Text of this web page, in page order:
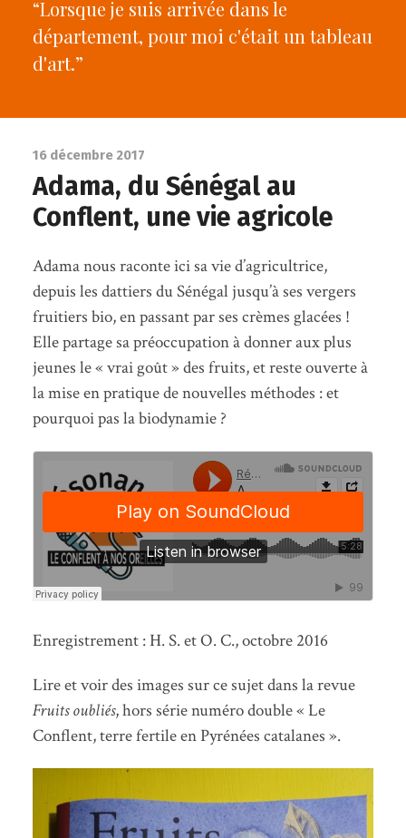
“Lorsque je suis arrivée dans le
département, pour moi c'était un tableau
d'art.”
16 décembre 2017
Adama, du Sénégal au
Conflent, une vie agricole
Adama nous raconte ici sa vie d’agricultrice,
depuis les dattiers du Sénégal jusqu’à ses vergers
fruitiers bio, en passant par ses crèmes glacées !
Elle partage sa préoccupation à donner aux plus
jeunes le « vrai goût » des fruits, et reste ouverte à
la mise en pratique de nouvelles méthodes : et
pourquoi pas la biodynamie ?
Enregistrement : H. S. et O. C., octobre 2016
Lire et voir des images sur ce sujet dans la revue
Fruits oubliés, hors série numéro double « Le
Conflent, terre fertile en Pyrénées catalanes ».